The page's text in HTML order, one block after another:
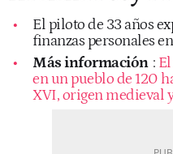
El piloto de 33 años
finanzas personales
Más información :
en un pueblo de 120
XVI, origen medieval